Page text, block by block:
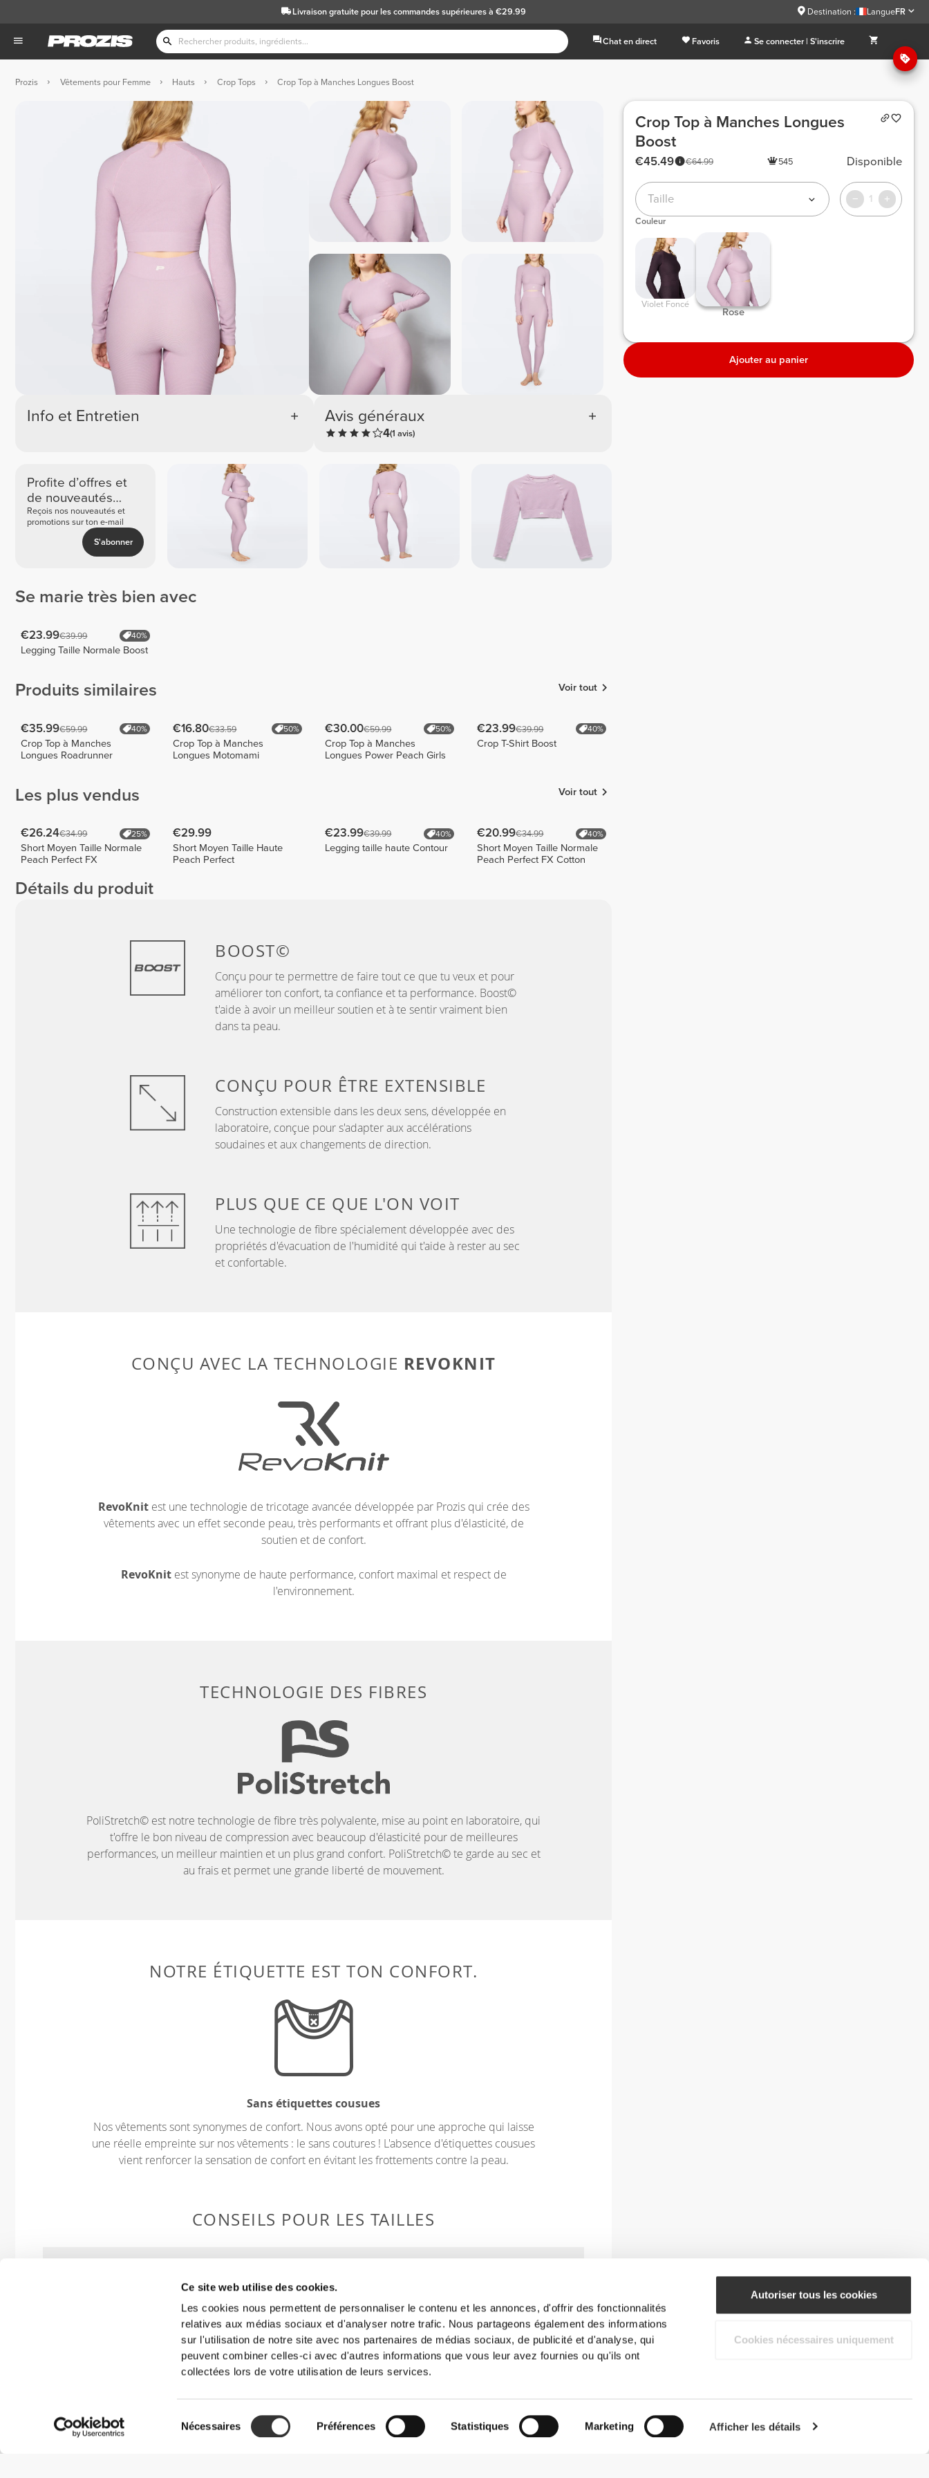
Ce site web utilise des cookies.
Les cookies nous permettent de personnaliser le contenu et les annonces, d'offrir des fonctionnalités
relatives aux médias sociaux et d'analyser notre trafic. Nous partageons également des informations
sur l'utilisation de notre site avec nos partenaires de médias sociaux, de publicité et d'analyse, qui
peuvent combiner celles-ci avec d'autres informations que vous leur avez fournies ou qu'ils ont
collectées lors de votre utilisation de leurs services.
du
Nécessaires Préférences Statistiques Marketing Afficher les détails
Autoriser tous les cookies
Cookies nécessaires uniquement
Livraison gratuitepour les commandes supérieures à €29.99 Destination : LangueFR
Chat en direct Favoris Se connecter | S'inscrire
Prozis Vêtements pour Femme Hauts Crop Tops Crop Top à Manches Longues Boost
Info et Entretien Avis généraux
4(1 avis)
Profite d’offres et
de nouveautés
exclusives
Reçois nos nouveautés et
promotions sur ton e-mail
S'abonner
Se marie très bien avec
€23.99€39.99 40%
Legging Taille Normale Boost
Produits similaires Voir tout
€35.99€59.99 40%
Crop Top à Manches
Longues Roadrunner
€16.80€33.59 50%
Crop Top à Manches
Longues Motomami
€30.00€59.99 50%
Crop Top à Manches
Longues Power Peach Girls
€23.99€39.99 40%
Crop T-Shirt Boost
Les plus vendus Voir tout
€26.24€34.99 25%
Short Moyen Taille Normale
Peach Perfect FX
€29.99
Short Moyen Taille Haute
Peach Perfect
€23.99€39.99 40%
Legging taille haute Contour
€20.99€34.99 40%
Short Moyen Taille Normale
Peach Perfect FX Cotton
Détails du produit
BOOST©
Conçu pour te permettre de faire tout ce que tu veux et pour
améliorer ton confort, ta confiance et ta performance. Boost©
t'aide à avoir un meilleur soutien et à te sentir vraiment bien
dans ta peau.
CONÇU POUR ÊTRE EXTENSIBLE
Construction extensible dans les deux sens, développée en
laboratoire, conçue pour s'adapter aux accélérations
soudaines et aux changements de direction.
PLUS QUE CE QUE L'ON VOIT
Une technologie de fibre spécialement développée avec des
propriétés d'évacuation de l'humidité qui t'aide à rester au sec
et confortable.
CONÇU AVEC LA TECHNOLOGIE REVOKNIT
RevoKnitest une technologie de tricotage avancée développée par Prozis qui crée des
vêtements avec un effet seconde peau, très performants et offrant plus d'élasticité, de
soutien et de confort.
RevoKnitest synonyme de haute performance, confort maximal et respect de
l'environnement.
TECHNOLOGIE DES FIBRES
PoliStretch© est notre technologie de fibre très polyvalente, mise au point en laboratoire, qui
t'offre le bon niveau de compression avec beaucoup d'élasticité pour de meilleures
performances, un meilleur maintien et un plus grand confort. PoliStretch© te garde au sec et
au frais et permet une grande liberté de mouvement.
NOTRE ÉTIQUETTE EST TON CONFORT.
Sans étiquettes cousues
Nos vêtements sont synonymes de confort. Nous avons opté pour une approche qui laisse
une réelle empreinte sur nos vêtements : le sans coutures ! L'absence d'étiquettes cousues
vient renforcer la sensation de confort en évitant les frottements contre la peau.
CONSEILS POUR LES TAILLES
Regular Ample
Crop Top à Manches Longues
Boost
€64.99
€45.49 545 Disponible
Taille 1
Couleur
Violet Foncé
Rose
Ajouter au panier